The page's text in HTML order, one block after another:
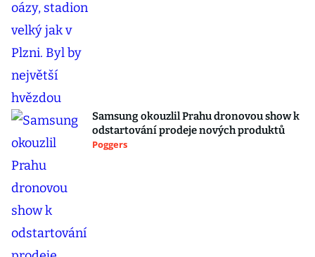
Samsung okouzlil Prahu dronovou show k
odstartování prodeje nových produktů
Poggers